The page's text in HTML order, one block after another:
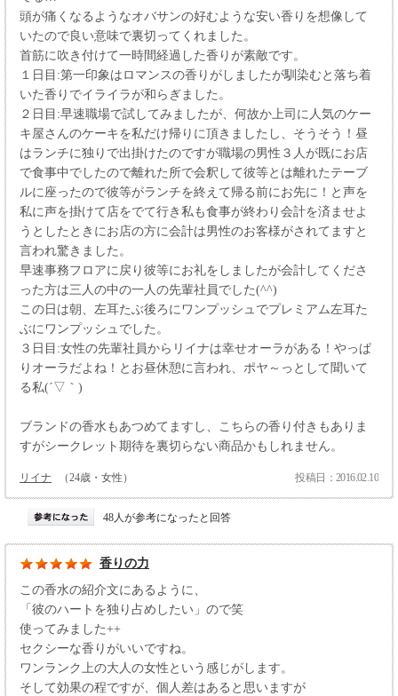
頭が痛くなるようなオバサンの好むような安い香りを想像して
いたので良い意味で裏切ってくれました。
首筋に吹き付けて一時間経過した香りが素敵です。
１日目:第一印象はロマンスの香りがしましたが馴染むと落ち着
いた香りでイライラが和らぎました。
２日目:早速職場で試してみましたが、何故か上司に人気のケー
キ屋さんのケーキを私だけ帰りに頂きましたし、そうそう！昼
はランチに独りで出掛けたのですが職場の男性３人が既にお店
で食事中でしたので離れた所で会釈して彼等とは離れたテーブ
ルに座ったので彼等がランチを終えて帰る前にお先に！と声を
私に声を掛けて店をでて行き私も食事が終わり会計を済ませよ
うとしたときにお店の方に会計は男性のお客様がされてますと
言われ驚きました。
早速事務フロアに戻り彼等にお礼をしましたが会計してくださ
った方は三人の中の一人の先輩社員でした(^^)
この日は朝、左耳たぶ後ろにワンプッシュでプレミアム左耳た
ぶにワンプッシュでした。
３日目:女性の先輩社員からリイナは幸せオーラがある！やっぱ
りオーラだよね！とお昼休憩に言われ、ポヤ～っとして聞いて
る私(´▽｀)
ブランドの香水もあつめてますし、こちらの香り付きもありま
すがシークレット期待を裏切らない商品かもしれません。
リイナ （24歳・女性） 投稿日：2016.02.10
48人が参考になったと回答
香りの力
この香水の紹介文にあるように、
「彼のハートを独り占めしたい」ので笑
使ってみました++
セクシーな香りがいいですね。
ワンランク上の大人の女性という感じがします。
そして効果の程ですが、個人差はあると思いますが